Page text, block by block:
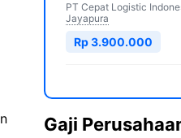
PT Cepat Logistic
Jayapura
Rp 3.900.000
Gaji